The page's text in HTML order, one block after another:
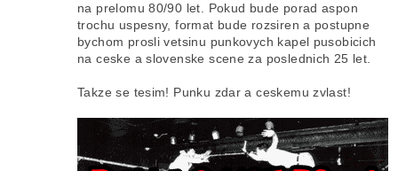
na prelomu 80/90 let. Pokud bude porad aspon
trochu uspesny, format bude rozsiren a postupne
bychom prosli vetsinu punkovych kapel pusobicich
na ceske a slovenske scene za poslednich 25 let.
Takze se tesim! Punku zdar a ceskemu zvlast!